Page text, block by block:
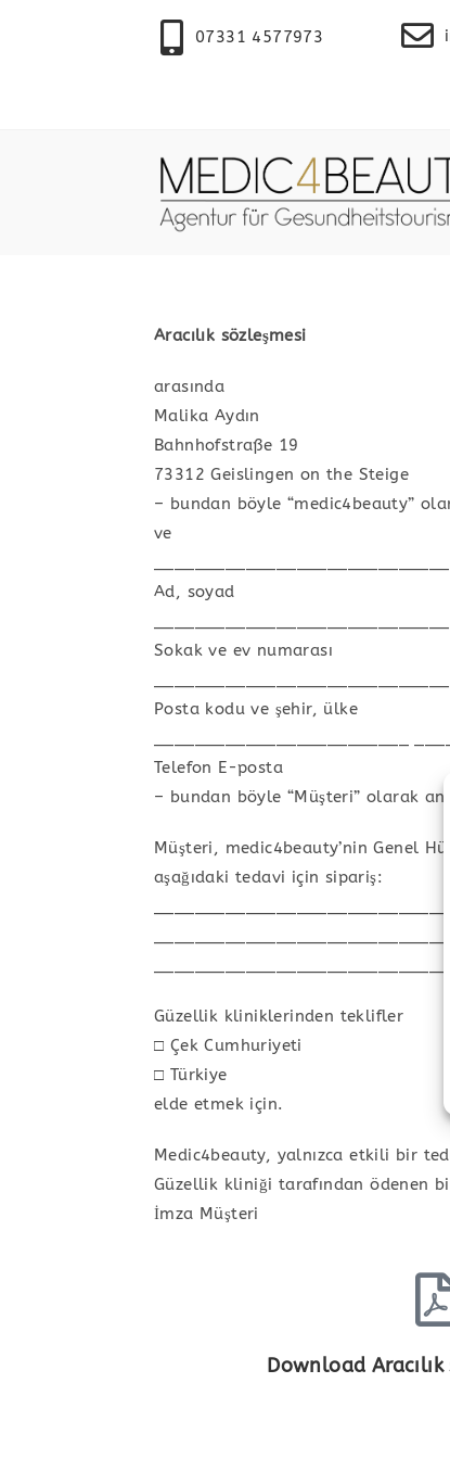
07331 4577973
Aracılık sözleşmesi
arasında
Malika Aydın
Bahnhofstraße 19
73312 Geislingen on the Steige
– bundan böyle “medic4beauty”
ve
Ad, soyad
Sokak ve ev numarası
Posta kodu ve şehir, ülke
Telefon E-posta
– bundan böyle “Müşteri” olarak
Müşteri, medic4beauty’nin Genel
aşağıdaki tedavi için sipariş:
Güzellik kliniklerinden teklifler
□ Çek Cumhuriyeti
□ Türkiye
elde etmek için.
Medic4beauty, yalnızca etkili bir
Güzellik kliniği tarafından ödenen
İmza Müşteri
Download Aracılık